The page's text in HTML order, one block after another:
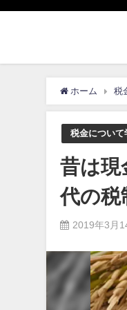
ホーム 税
税金について
昔は現
代の税
2019年3月